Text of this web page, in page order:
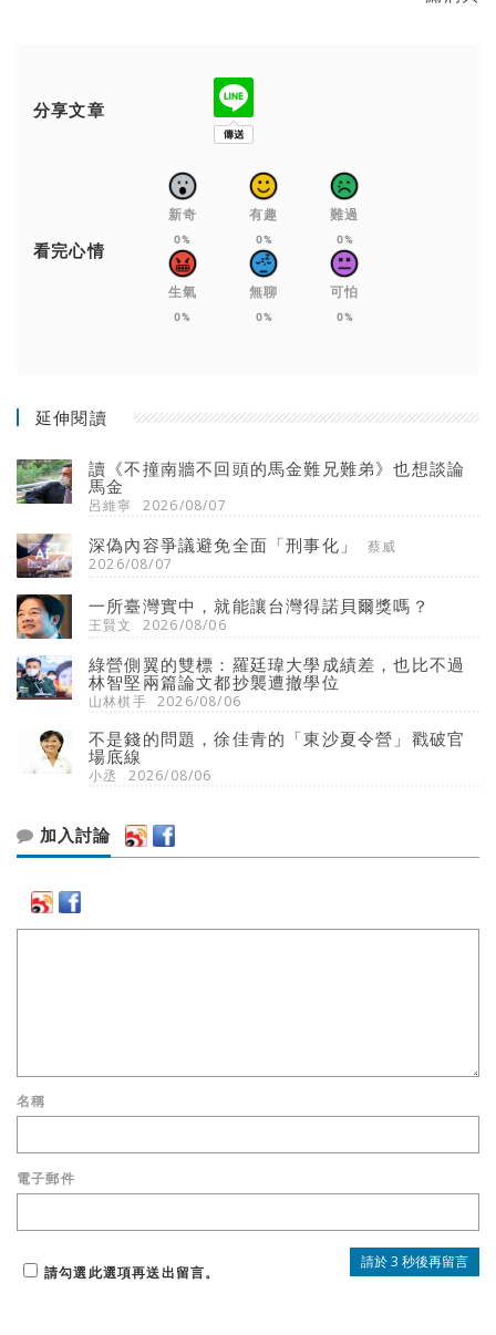
分享文章
看完心情
新奇
0%
有趣
0%
難過
0%
生氣
0%
無聊
0%
可怕
0%
延伸閱讀
讀《不撞南牆不回頭的馬金難兄難弟》也想談論
馬金
呂維寧 2026/08/07
深偽內容爭議避免全面「刑事化」
蔡威
2026/08/07
一所臺灣實中，就能讓台灣得諾貝爾獎嗎？
王賢文 2026/08/06
綠營側翼的雙標：羅廷瑋大學成績差，也比不過
林智堅兩篇論文都抄襲遭撤學位
山林棋手 2026/08/06
不是錢的問題，徐佳青的「東沙夏令營」戳破官
場底線
小丞 2026/08/06
加入討論
名稱
電子郵件
請勾選此選項再送出留言。